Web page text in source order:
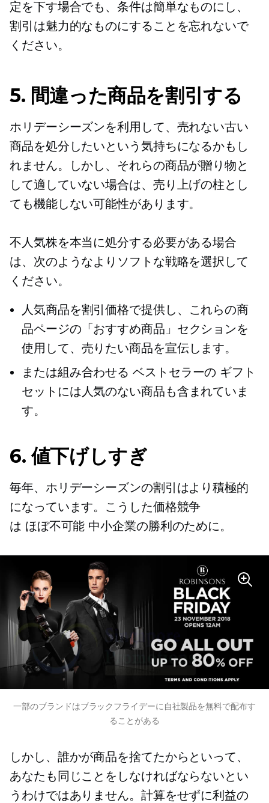
定を下す場合でも、条件は簡単なものにし、
割引は魅力的なものにすることを忘れないで
ください。
5. 間違った商品を割引する
ホリデーシーズンを利用して、売れない古い
商品を処分したいという気持ちになるかもし
れません。しかし、それらの商品が贈り物と
して適していない場合は、売り上げの柱とし
ても機能しない可能性があります。
不人気株を本当に処分する必要がある場合
は、次のようなよりソフトな戦略を選択して
ください。
人気商品を割引価格で提供し、これらの商
品ページの「おすすめ商品」セクションを
使用して、売りたい商品を宣伝します。
または組み合わせる ベストセラーの ギフト
セットには人気のない商品も含まれていま
す。
6. 値下げしすぎ
毎年、ホリデーシーズンの割引はより積極的
になっています。こうした価格競争
は ほぼ不可能 中小企業の勝利のために。
一部のブランドはブラックフライデーに自社製品を無料で配布す
ることがある
しかし、誰かが商品を捨てたからといって、
あなたも同じことをしなければならないとい
うわけではありません。計算をせずに利益の